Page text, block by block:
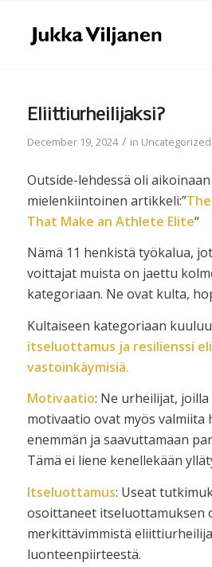
Eliittiurheilijaksi?
December 19, 2024 / in Uncategorized
Outside-lehdessä oli
mielenkiintoinen artikkeli:”
That Make an Athlete Elite“
Nämä 11 henkistä työkalua,
voittajat muista on jaettu
kategoriaan. Ne ovat kulta,
Kultaiseen kategoriaan kuuluu
itseluottamus ja resilienssi
vastoinkäymisiä.
Motivaatio: Ne urheilijat,
motivaatio ovat myös valmiita
enemmän ja saavuttamaan
Tämä ei liene kenellekään
Itseluottamus: Useat
osoittaneet itseluottamuksen
merkittävimmistä
luonteenpiirteestä.